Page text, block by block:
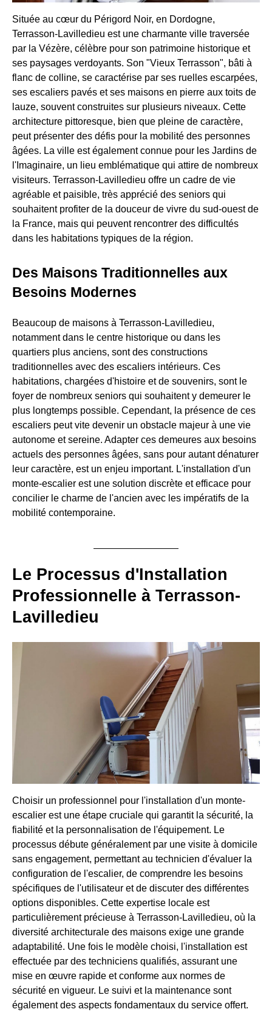
Située au cœur du Périgord Noir, en Dordogne,
Terrasson-Lavilledieu est une charmante ville traversée
par la Vézère, célèbre pour son patrimoine historique et
ses paysages verdoyants. Son "Vieux Terrasson", bâti à
flanc de colline, se caractérise par ses ruelles escarpées,
ses escaliers pavés et ses maisons en pierre aux toits de
lauze, souvent construites sur plusieurs niveaux. Cette
architecture pittoresque, bien que pleine de caractère,
peut présenter des défis pour la mobilité des personnes
âgées. La ville est également connue pour les Jardins de
l'Imaginaire, un lieu emblématique qui attire de nombreux
visiteurs. Terrasson-Lavilledieu offre un cadre de vie
agréable et paisible, très apprécié des seniors qui
souhaitent profiter de la douceur de vivre du sud-ouest de
la France, mais qui peuvent rencontrer des difficultés
dans les habitations typiques de la région.
Des Maisons Traditionnelles aux
Besoins Modernes
Beaucoup de maisons à Terrasson-Lavilledieu,
notamment dans le centre historique ou dans les
quartiers plus anciens, sont des constructions
traditionnelles avec des escaliers intérieurs. Ces
habitations, chargées d'histoire et de souvenirs, sont le
foyer de nombreux seniors qui souhaitent y demeurer le
plus longtemps possible. Cependant, la présence de ces
escaliers peut vite devenir un obstacle majeur à une vie
autonome et sereine. Adapter ces demeures aux besoins
actuels des personnes âgées, sans pour autant dénaturer
leur caractère, est un enjeu important. L'installation d'un
monte-escalier est une solution discrète et efficace pour
concilier le charme de l'ancien avec les impératifs de la
mobilité contemporaine.
Le Processus d'Installation
Professionnelle à Terrasson-
Lavilledieu
Choisir un professionnel pour l'installation d'un monte-
escalier est une étape cruciale qui garantit la sécurité, la
fiabilité et la personnalisation de l'équipement. Le
processus débute généralement par une visite à domicile
sans engagement, permettant au technicien d'évaluer la
configuration de l'escalier, de comprendre les besoins
spécifiques de l'utilisateur et de discuter des différentes
options disponibles. Cette expertise locale est
particulièrement précieuse à Terrasson-Lavilledieu, où la
diversité architecturale des maisons exige une grande
adaptabilité. Une fois le modèle choisi, l'installation est
effectuée par des techniciens qualifiés, assurant une
mise en œuvre rapide et conforme aux normes de
sécurité en vigueur. Le suivi et la maintenance sont
également des aspects fondamentaux du service offert.